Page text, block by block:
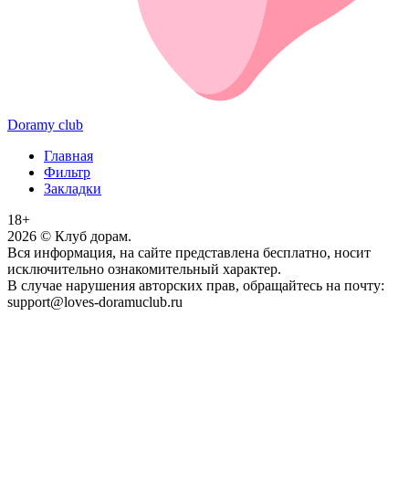
Doramy club
Главная
Фильтр
Закладки
18+
2026 © Клуб дорам.
Вся информация, на сайте представлена бесплатно, носит
исключительно ознакомительный характер.
В случае нарушения авторских прав, обращайтесь на почту:
support@loves-doramuclub.ru